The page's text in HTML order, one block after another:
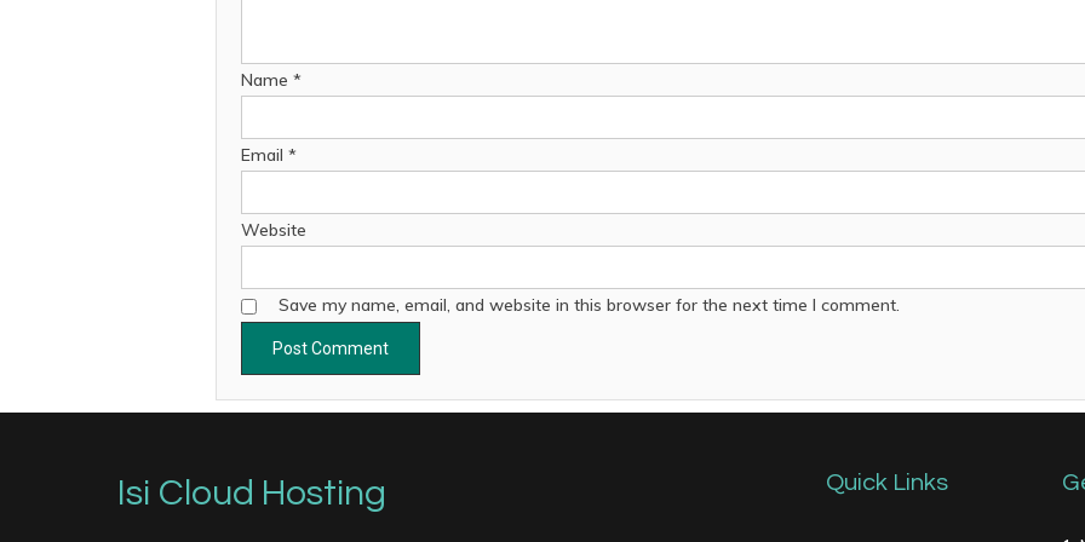
Name *
Email *
Website
Save my name, email, and website in this browser for the next time I comment.
Isi Cloud Hosting Quick Links